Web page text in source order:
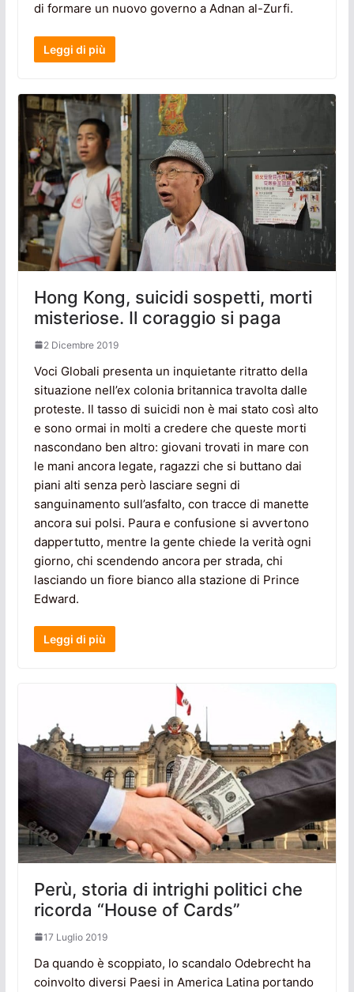
di formare un nuovo governo a Adnan al-Zurfi.
Leggi di più
Hong Kong, suicidi sospetti, morti
misteriose. Il coraggio si paga
2 Dicembre 2019
Voci Globali presenta un inquietante ritratto della
situazione nell’ex colonia britannica travolta dalle
proteste. Il tasso di suicidi non è mai stato così alto
e sono ormai in molti a credere che queste morti
nascondano ben altro: giovani trovati in mare con
le mani ancora legate, ragazzi che si buttano dai
piani alti senza però lasciare segni di
sanguinamento sull’asfalto, con tracce di manette
ancora sui polsi. Paura e confusione si avvertono
dappertutto, mentre la gente chiede la verità ogni
giorno, chi scendendo ancora per strada, chi
lasciando un fiore bianco alla stazione di Prince
Edward.
Leggi di più
Perù, storia di intrighi politici che
ricorda “House of Cards”
17 Luglio 2019
Da quando è scoppiato, lo scandalo Odebrecht ha
coinvolto diversi Paesi in America Latina portando